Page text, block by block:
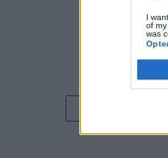
I
of
was